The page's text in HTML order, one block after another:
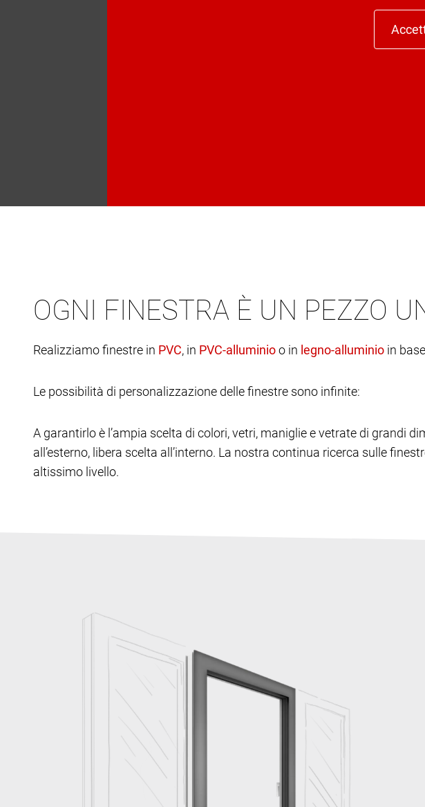
OGNI FINESTRA È UN PEZZO
Realizziamo finestre in , in o in in
Le possibilità di personalizzazione delle finestre sono infinite:
A garantirlo è l’ampia scelta di colori, vetri, maniglie e vetrate di grandi
all’esterno, libera scelta all’interno. La nostra continua ricerca sulle
altissimo livello.